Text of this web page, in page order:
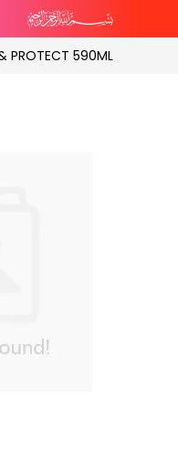
PROTECT 590ML